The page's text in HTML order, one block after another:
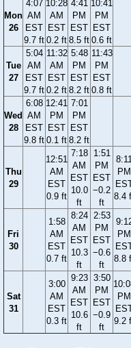
Mon
26
4:07
AM
EST
9.7 ft
10:28
AM
EST
0.2 ft
4:41
PM
EST
8.5 ft
10:41
PM
EST
0.6 ft
Tue
27
5:04
AM
EST
9.7 ft
11:32
AM
EST
0.2 ft
5:48
PM
EST
8.2 ft
11:43
PM
EST
0.8 ft
Wed
28
6:08
AM
EST
9.8 ft
12:41
PM
EST
0.1 ft
7:01
PM
EST
8.2 ft
Thu
29
12:51
AM
EST
0.9 ft
7:18
AM
EST
10.0
ft
1:51
PM
EST
−0.2
ft
PM
8.4
Fri
30
1:58
AM
EST
0.7 ft
8:24
AM
EST
10.3
ft
2:53
PM
EST
−0.6
ft
PM
8.8
Sat
31
3:00
AM
EST
0.3 ft
9:23
AM
EST
10.6
ft
3:50
PM
EST
−0.9
ft
PM
9.2